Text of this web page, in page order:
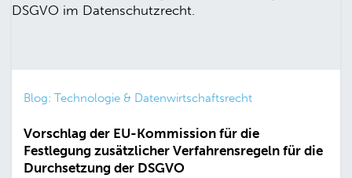
Blog: Technologie & Datenwirtschaftsrecht
Vorschlag der EU-Kommission für die
Festlegung zusätzlicher Verfahrensregeln für die
Durchsetzung der DSGVO